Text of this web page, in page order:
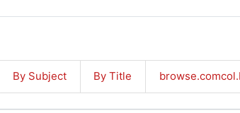
By Subject By Title